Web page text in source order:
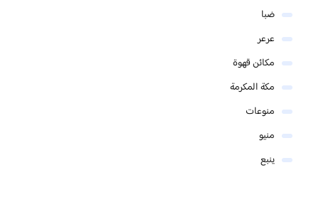
ضبا
عرعر
مكائن قهوة
مكة المكرمة
منوعات
منيو
ينبع